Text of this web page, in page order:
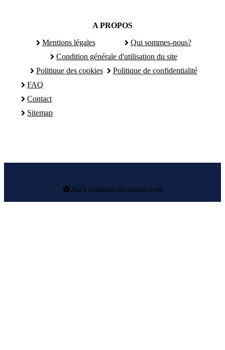
A PROPOS
Mentions légales
Qui sommes-nous?
Condition générale d'utilisation du site
Politique des cookies
Politique de confidentialité
FAQ
Contact
Sitemap
2025 isolation-phonique.com